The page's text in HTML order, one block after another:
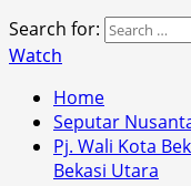
Search for:
Watch
Home
Seputar
Pj. Wali Kota
Bekasi Utara